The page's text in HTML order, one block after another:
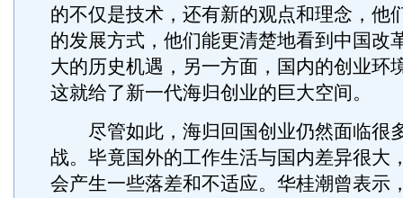
的不仅是技术，还有新的观点和理念，他
的发展方式，他们能更清楚地看到中国改
大的历史机遇，另一方面，国内的创业环
这就给了新一代海归创业的巨大空间。
尽管如此，海归回国创业仍然面临很
战。毕竟国外的工作生活与国内差异很大
会产生一些落差和不适应。华桂潮曾表示